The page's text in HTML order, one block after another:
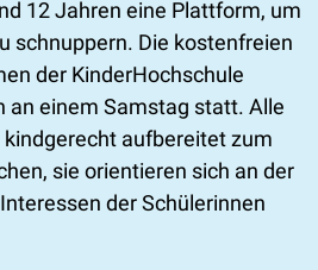
12 Jahren eine Plattform, um
schnuppern. Die kostenfreien
der KinderHochschule
an einem Samstag statt. Alle
aufbereitet zum
sie orientieren sich an der
der Schülerinnen